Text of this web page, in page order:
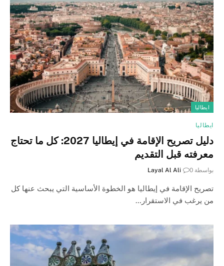
ايطاليا
ايطاليا
دليل تصريح الإقامة في إيطاليا 2027: كل ما تحتاج
معرفته قبل التقديم
بواسطة Layal Al Ali 0
تصريح الإقامة في إيطاليا هو الخطوة الأساسية التي يبحث عنها كل
من يرغب في الاستقرار…